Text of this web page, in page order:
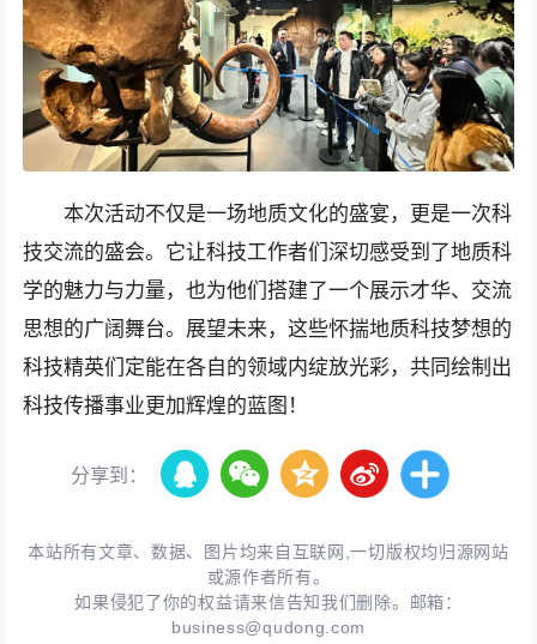
本次活动不仅是一场地质文化的盛宴，更是一次科
技交流的盛会。它让科技工作者们深切感受到了地质科
学的魅力与力量，也为他们搭建了一个展示才华、交流
思想的广阔舞台。展望未来，这些怀揣地质科技梦想的
科技精英们定能在各自的领域内绽放光彩，共同绘制出
科技传播事业更加辉煌的蓝图！
分享到：
本站所有文章、数据、图片均来自互联网,一切版权均归源网站
或源作者所有。
如果侵犯了你的权益请来信告知我们删除。邮箱：
business@qudong.com